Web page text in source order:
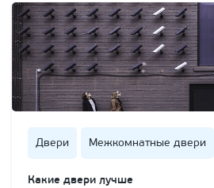
Двери Межкомнатные двери
Какие двери лучше